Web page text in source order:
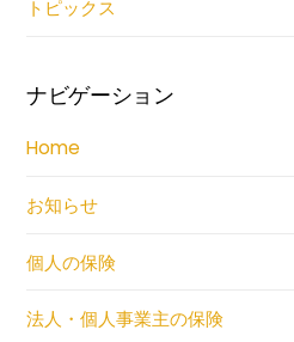
トピックス
ナビゲーション
Home
お知らせ
個人の保険
法人・個人事業主の保険